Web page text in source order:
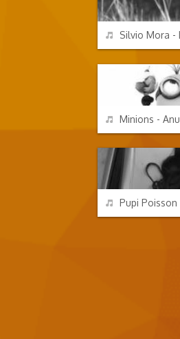
REPRODUCIR
Silvio Mora -
REPRODUCIR
Minions -
REPRODUCIR
Pupi